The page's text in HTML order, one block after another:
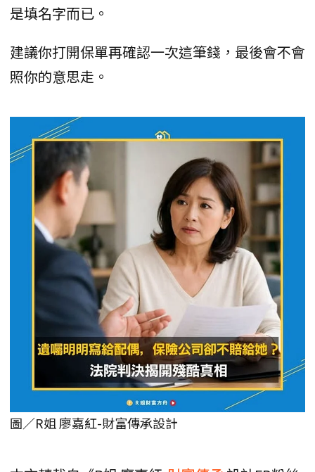
是填名字而已。
建議你打開保單再確認一次這筆錢，最後會不會
照你的意思走。
圖／R姐 廖嘉紅-財富傳承設計